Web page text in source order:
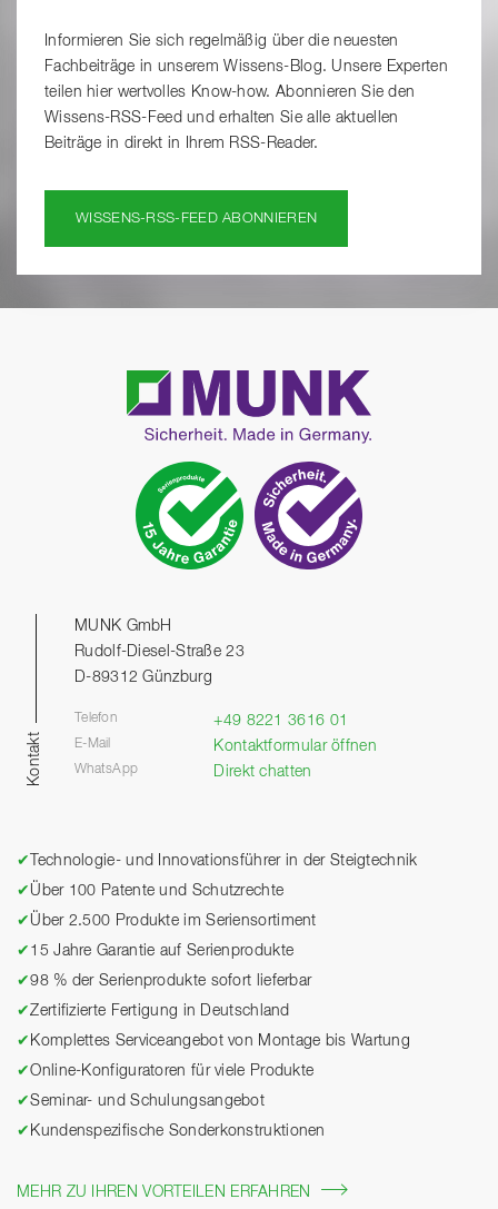
Informieren Sie sich regelmäßig über die neuesten
Fachbeiträge in unserem Wissens-Blog. Unsere Experten
teilen hier wertvolles Know-how. Abonnieren Sie den
Wissens-RSS-Feed und erhalten Sie alle aktuellen
Beiträge in direkt in Ihrem RSS-Reader.
WISSENS-RSS-FEED ABONNIEREN
Kontakt
MUNK GmbH
Rudolf-Diesel-Straße 23
D-89312 Günzburg
Telefon +49 8221 3616 01
E-Mail Kontaktformular öffnen
WhatsApp Direkt chatten
✔
Technologie- und Innovationsführer in der Steigtechnik
✔ Über 100 Patente und Schutzrechte
✔ Über 2.500 Produkte im Seriensortiment
✔ 15 Jahre Garantie auf Serienprodukte
✔98 % der Serienprodukte sofort lieferbar
✔Zertifizierte Fertigung in Deutschland
✔ Komplettes Serviceangebot von Montage bis Wartung
✔Online-Konfiguratoren für viele Produkte
✔Seminar- und Schulungsangebot
✔ Kundenspezifische Sonderkonstruktionen
MEHR ZU IHREN VORTEILEN ERFAHREN